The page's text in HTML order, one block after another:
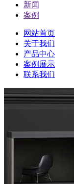
新闻
案例
网站首页
关于我们
产品中心
案例展示
联系我们